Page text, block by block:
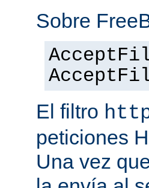
Sobre
El filtro
peticiones
Una vez